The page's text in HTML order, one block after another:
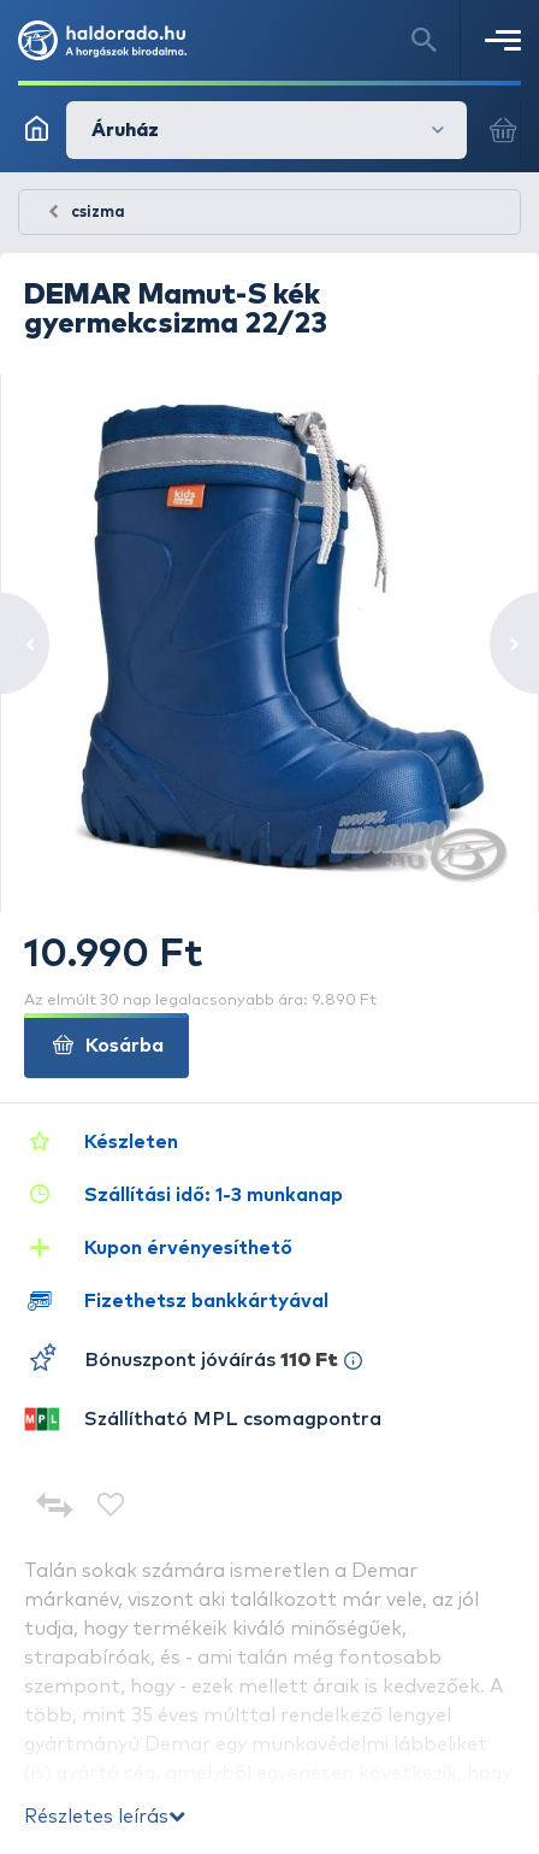
Áruház
csizma
DEMAR Mamut-S kék
gyermekcsizma 22/23
Talán sokak számára ismeretlen a Demar
márkanév, viszont aki találkozott már vele, az jól
tudja, hogy termékeik kiváló minőségűek,
strapabíróak, és - ami talán még fontosabb
szempont, hogy - ezek mellett áraik is kedvezőek. A
több, mint 35 éves múlttal rendelkező lengyel
gyártmányú Demar egy munkavédelmi lábbeliket
Részletes leírás
Készleten
Szállítási idő: 1-3 munkanap
Kupon érvényesíthető
Fizethetsz bankkártyával
Bónuszpont jóváírás 110 Ft
Szállítható MPL csomagpontra
10.990 Ft
Az elmúlt 30 nap legalacsonyabb ára: 9.890 Ft
Kosárba